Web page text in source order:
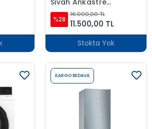
Siyah Ankastre
Mikrodalga Fırın
%28
16.000,00 TL
11.500,00 TL
Stokta Yok
KARGO BEDAVA